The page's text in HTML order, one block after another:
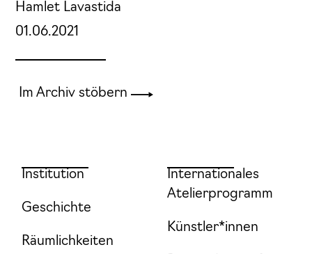
Hamlet Lavastida
01.06.2021
Im Archiv stöbern
Institution
Geschichte
Räumlichkeiten
Internationales
Atelierprogramm
Künstler*innen